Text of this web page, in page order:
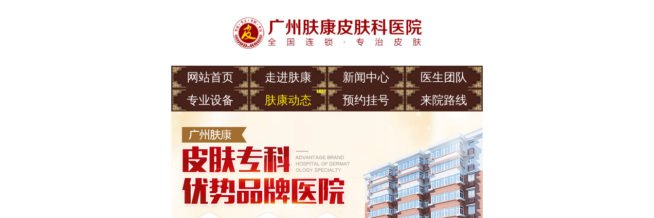
网站首页 走进肤康 新闻中心
医生团队
专业设备
肤康动态 预约挂号 来院路线